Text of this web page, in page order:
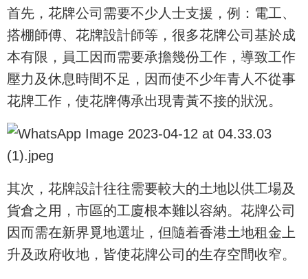
首先，花牌公司需要不少人士支援，例：電工、
搭棚師傅、花牌設計師等，很多花牌公司基於成
本有限，員工因而需要承擔幾份工作，導致工作
壓力及休息時間不足，因而使不少年青人不從事
花牌工作，使花牌傳承出現青黃不接的狀況。
其次，花牌設計往往需要較大的土地以供工場及
貨倉之用，市區的工廈根本難以容納。花牌公司
因而需在新界覓地選址，但隨着香港土地租金上
升及政府收地，皆使花牌公司的生存空間收窄。